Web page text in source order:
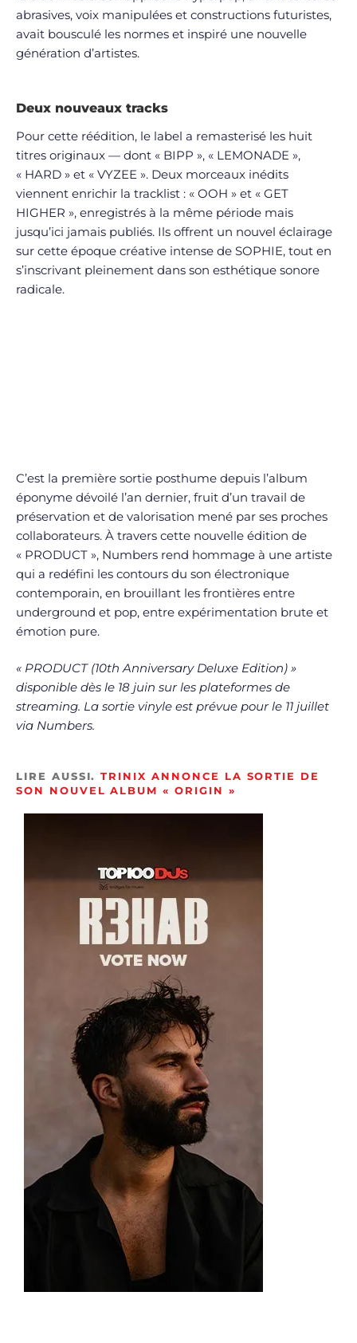
abrasives, voix manipulées et constructions futuristes,
avait bousculé les normes et inspiré une nouvelle
génération d’artistes.
Deux nouveaux tracks
Pour cette réédition, le label a remasterisé les huit
titres originaux — dont « BIPP », « LEMONADE »,
« HARD » et « VYZEE ». Deux morceaux inédits
viennent enrichir la tracklist : « OOH » et « GET
HIGHER », enregistrés à la même période mais
jusqu’ici jamais publiés. Ils offrent un nouvel éclairage
sur cette époque créative intense de SOPHIE, tout en
s’inscrivant pleinement dans son esthétique sonore
radicale.
C’est la première sortie posthume depuis l’album
éponyme dévoilé l’an dernier, fruit d’un travail de
préservation et de valorisation mené par ses proches
collaborateurs. À travers cette nouvelle édition de
« PRODUCT », Numbers rend hommage à une artiste
qui a redéfini les contours du son électronique
contemporain, en brouillant les frontières entre
underground et pop, entre expérimentation brute et
émotion pure.
« PRODUCT (10th Anniversary Deluxe Edition) »
disponible dès le 18 juin sur les plateformes de
streaming. La sortie vinyle est prévue pour le 11 juillet
via Numbers.
LIRE AUSSI.TRINIX ANNONCE LA SORTIE DE
SON NOUVEL ALBUM « ORIGIN »